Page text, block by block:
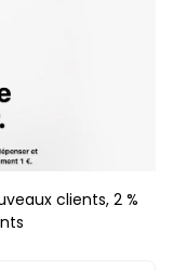
clients, 2 %